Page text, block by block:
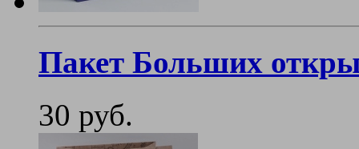
Пакет Больших
30 руб.